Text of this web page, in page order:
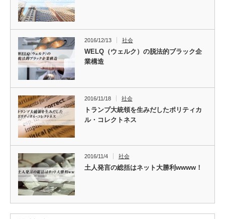
2016/12/13 社会
WELQ（ウェルク）の脱法的ブラック企
業構造
2016/11/18 社会
トランプ大統領を生みだしたポリティカ
ル・コレクトネス
2016/11/4 社会
土人発言の総括はネット大勝利wwww！